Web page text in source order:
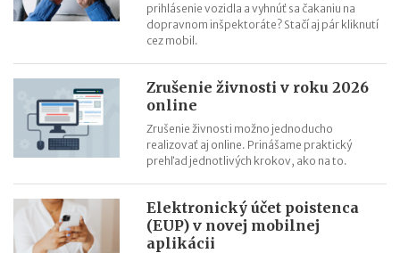
Finančná správa kontroluje pokladnice aj rekreačné príspevky
Zavedenie eKasy sa odkladá do januára 2020
prihlásenie vozidla a vyhnúť sa čakaniu na
dopravnom inšpektoráte? Stačí aj pár kliknutí
cez mobil.
Zrušenie živnosti v roku 2026
online
Zrušenie živnosti možno jednoducho
realizovať aj online. Prinášame praktický
prehľad jednotlivých krokov, ako na to.
Elektronický účet poistenca
(EUP) v novej mobilnej
aplikácii